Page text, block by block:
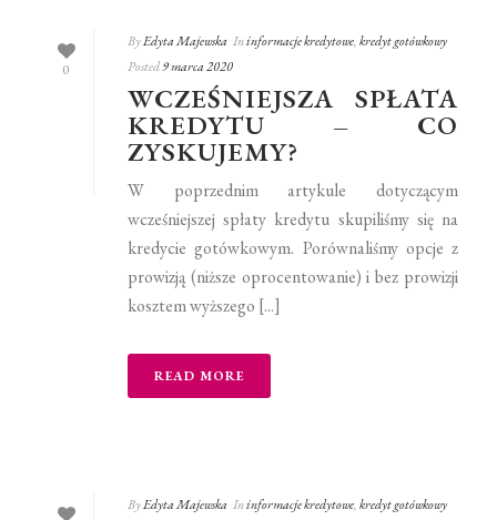
0
ByEdyta Majewska Ininformacje kredytowe,kredyt gotówkowy
Posted9 marca 2020
WCZEŚNIEJSZA SPŁATA
KREDYTU – CO
ZYSKUJEMY?
W poprzednim artykule dotyczącym
wcześniejszej spłaty kredytu skupiliśmy się na
kredycie gotówkowym. Porównaliśmy opcje z
prowizją (niższe oprocentowanie) i bez prowizji
kosztem wyższego [...]
READ MORE
ByEdyta Majewska Ininformacje kredytowe,kredyt gotówkowy